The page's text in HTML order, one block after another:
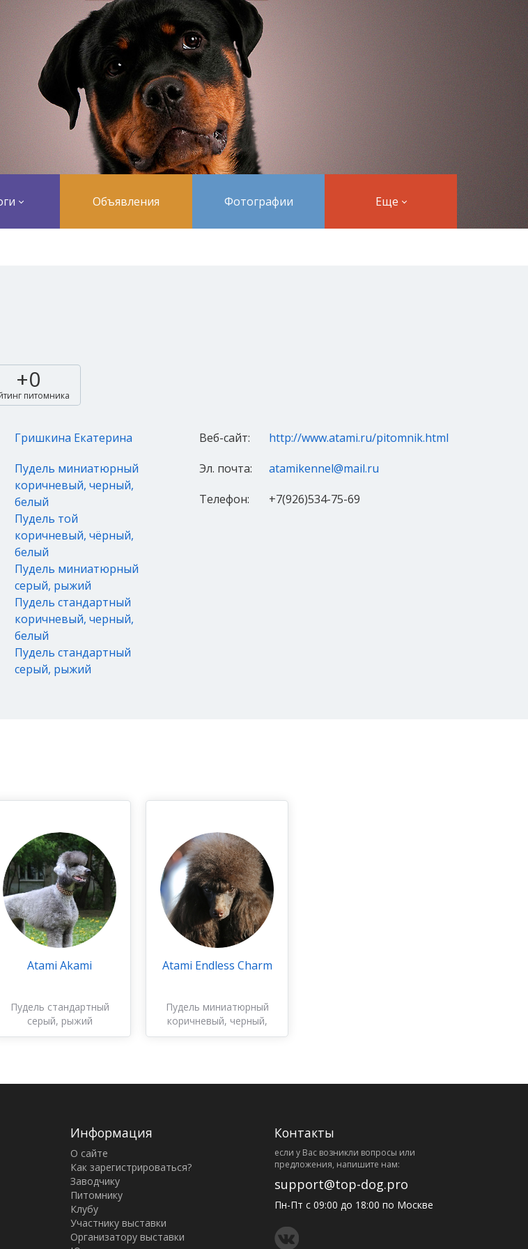
Объявления Фотографии Еще
+0
питомника
Гришкина Екатерина
Пудель миниатюрный
коричневый, черный,
белый
Пудель той
коричневый, чёрный,
белый
Пудель миниатюрный
серый, рыжий
Пудель стандартный
коричневый, черный,
белый
Пудель стандартный
серый, рыжий
Веб-сайт:
http://www.atami.ru/pitomnik.html
Эл. почта:
atamikennel@mail.ru
Телефон:
+7(926)534-75-69
Atami Akami
Пудель стандартный
серый, рыжий
Atami Endless Charm
Пудель миниатюрный
коричневый, черный,
белый
Информация
О сайте
Как зарегистрироваться?
Заводчику
Питомнику
Клубу
Участнику выставки
Организатору выставки
Контакты
eсли у Вас возникли вопросы или
предложения, напишите нам:
support@top-dog.pro
Пн-Пт с 09:00 до 18:00 по Москве